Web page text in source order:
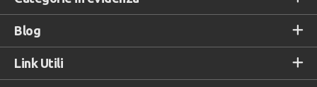
Blog
Link Utili